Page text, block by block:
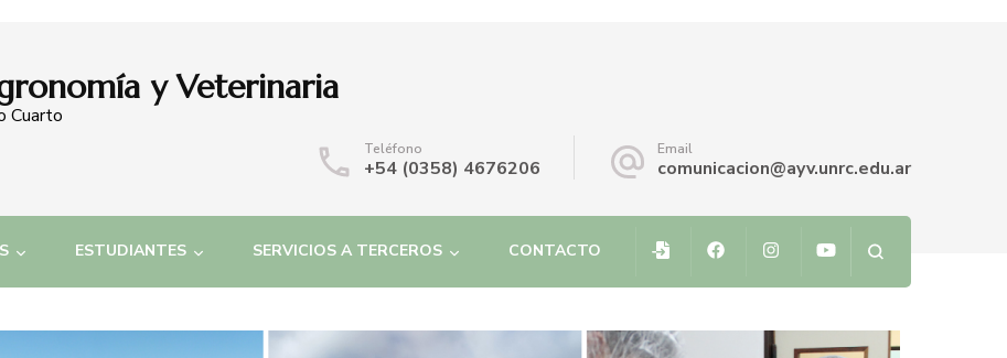
y Veterinaria
Cuarto
Teléfono
+54 (0358) 4676206
Email
comunicacion@ayv.unrc.edu.ar
ESTUDIANTES SERVICIOS A TERCEROS CONTACTO